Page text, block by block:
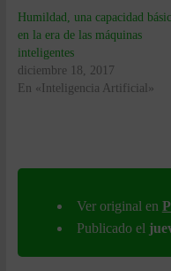
Humildad, una capacidad
en la era de las máquinas
inteligentes
diciembre 18, 2017
En «Inteligencia Artificial»
Ver original en
Publicado el